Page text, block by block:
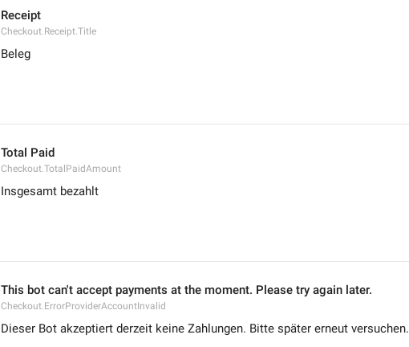
Receipt
Checkout.Receipt.Title
Beleg
Total Paid
Checkout.TotalPaidAmount
Insgesamt bezahlt
This bot can't accept payments at the moment. Please try again later.
Checkout.ErrorProviderAccountInvalid
Dieser Bot akzeptiert derzeit keine Zahlungen. Bitte später erneut versuchen.